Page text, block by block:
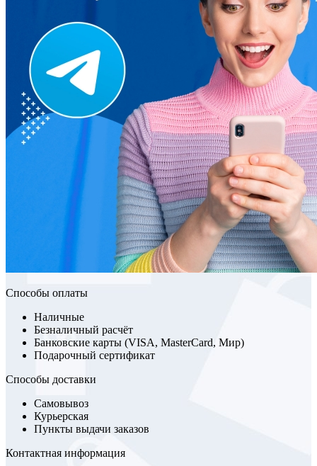
Способы оплаты
Наличные
Безналичный расчёт
Банковские карты (VISA, MasterCard, Мир)
Подарочный сертификат
Способы доставки
Самовывоз
Курьерская
Пункты выдачи заказов
Контактная информация